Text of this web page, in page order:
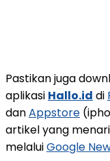
Pastikan juga
aplikasi Hallo.id di
danAppstore
artikel yang
melaluiGoogle